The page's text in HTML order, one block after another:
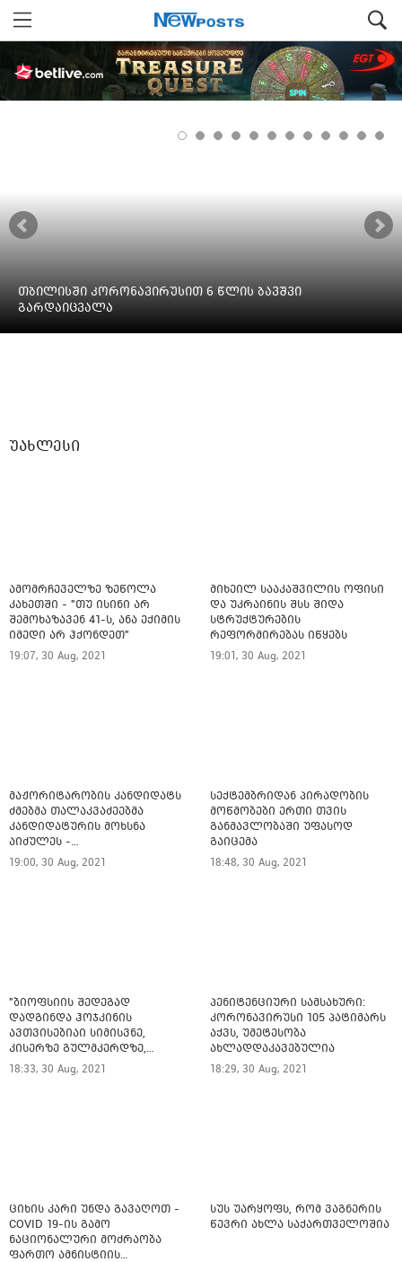
თბილისში კორონავირუსით 6 წლის ბავშვი
გარდაიცვალა
უახლესი
ამომრჩეველზე ზეწოლა
კახეთში - "თუ ისინი არ
შემოხაზავენ 41-ს, ანა ექიმის
იმედი არ ჰქონდეთ"
19:07, 30 Aug, 2021
მიხეილ სააკაშვილის ოფისი
და უკრაინის შსს შიდა
სტრუქტურების
რეფორმირებას იწყებს
19:01, 30 Aug, 2021
მაჟორიტარობის კანდიდატს
ძმებმა თალაკვაძეებმა
კანდიდატურის მოხსნა
აიძულეს -
"საქართველოსთვის"
19:00, 30 Aug, 2021
სექტემბრიდან პირადობის
მოწმობები ერთი თვის
განმავლობაში უფასოდ
გაიცემა
18:48, 30 Aug, 2021
"ბიოფსიის შედეგად
დადგინდა ჰოჯკინის
ავთვისებიაი სიმისვნე,
კისერზე გულმკერდზე,
ლავიწებზე, 20 ივლისიდან
დაიწყეს ქიმიებით
18:33, 30 Aug, 2021
პენიტენციური სამსახური:
კორონავირუსი 105 პატიმარს
აქვს, უმეტესობა
ახლადდაკავებულია
18:29, 30 Aug, 2021
ციხის კარი უნდა გავაღოთ -
COVID 19-ის გამო
ნაციონალური მოძრაობა
ფართო ამნისტიის
სუს უარყოფს, რომ ვაგნერის
წევრი ახლა საქართველოშია